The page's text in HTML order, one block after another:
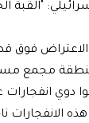
فوق
دوي
الانفجارات